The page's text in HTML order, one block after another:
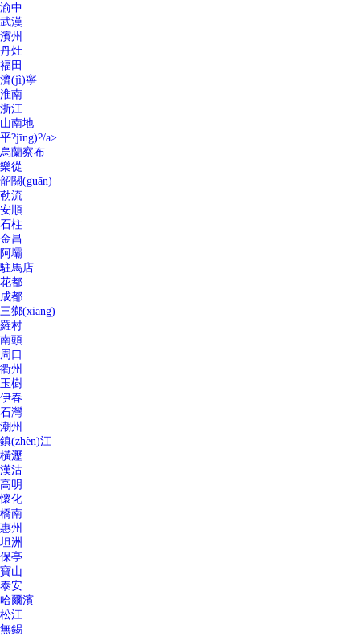
渝中
武漢
濱州
丹灶
福田
濟(jì)寧
淮南
浙江
山南地
平?jīng)?/a>
烏蘭察布
樂從
韶關(guān)
勒流
安順
石柱
金昌
阿壩
駐馬店
花都
成都
三鄉(xiāng)
羅村
南頭
周口
衢州
玉樹
伊春
石灣
潮州
鎮(zhèn)江
橫瀝
漢沽
高明
懷化
橋南
惠州
坦洲
保亭
寶山
泰安
哈爾濱
松江
無錫